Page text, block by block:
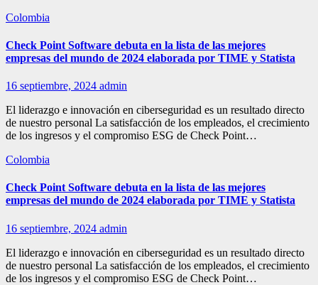
Colombia
Check Point Software debuta en la lista de las mejores
empresas del mundo de 2024 elaborada por TIME y Statista
16 septiembre, 2024 admin
El liderazgo e innovación en ciberseguridad es un resultado directo
de nuestro personal La satisfacción de los empleados, el crecimiento
de los ingresos y el compromiso ESG de Check Point…
Colombia
Check Point Software debuta en la lista de las mejores
empresas del mundo de 2024 elaborada por TIME y Statista
16 septiembre, 2024 admin
El liderazgo e innovación en ciberseguridad es un resultado directo
de nuestro personal La satisfacción de los empleados, el crecimiento
de los ingresos y el compromiso ESG de Check Point…